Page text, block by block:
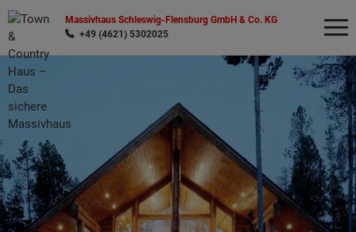
Massivhaus Schleswig-Flensburg GmbH & Co. KG
+49 (4621) 5302025
Wonach möchten Sie suchen?